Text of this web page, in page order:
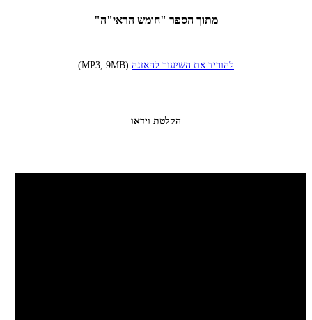
מתוך הספר "חומש הראי"ה"
להוריד את השיעור להאזנה (MP3, 9MB)
הקלטת וידאו